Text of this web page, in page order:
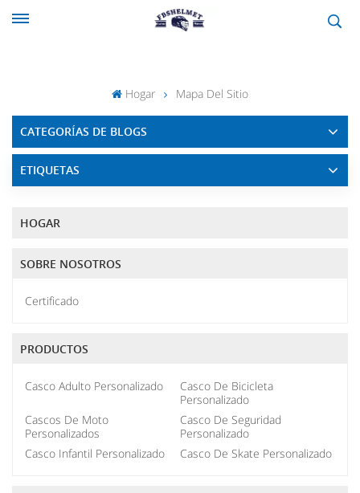
Hogar Mapa Del Sitio
CATEGORÍAS DE BLOGS
ETIQUETAS
HOGAR
SOBRE NOSOTROS
Certificado
PRODUCTOS
Casco Adulto Personalizado
Casco De Bicicleta
Personalizado
Cascos De Moto
Personalizados
Casco De Seguridad
Personalizado
Casco Infantil Personalizado
Casco De Skate Personalizado